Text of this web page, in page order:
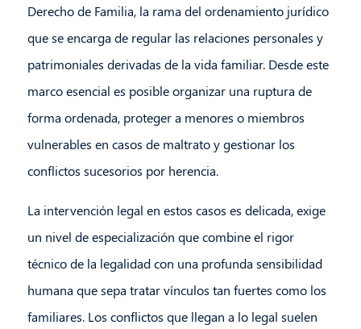
Derecho de Familia, la rama del ordenamiento jurídico
que se encarga de regular las relaciones personales y
patrimoniales derivadas de la vida familiar. Desde este
marco esencial es posible organizar una ruptura de
forma ordenada, proteger a menores o miembros
vulnerables en casos de maltrato y gestionar los
conflictos sucesorios por herencia.
La intervención legal en estos casos es delicada, exige
un nivel de especialización que combine el rigor
técnico de la legalidad con una profunda sensibilidad
humana que sepa tratar vínculos tan fuertes como los
familiares. Los conflictos que llegan a lo legal suelen